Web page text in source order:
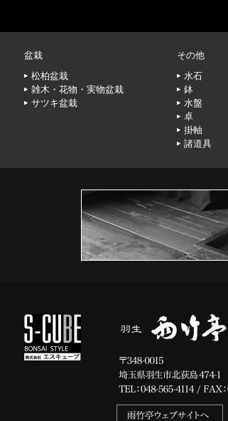
盆栽
松柏盆栽
雑木・花物・実物盆栽
サツキ盆栽
その他
水石
鉢
水盤
卓
掛軸
諸道具